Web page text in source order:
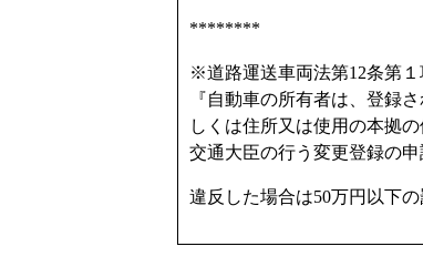
********
※道路運送車両法第12条第１
『自動車の所有者は、登録
しくは住所又は使用の本拠
交通大臣の行う変更登録の
違反した場合は50万円以下の